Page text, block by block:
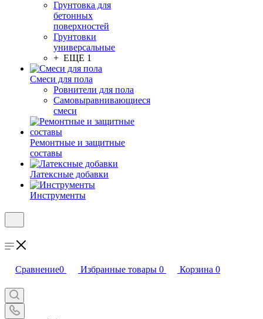
Грунтовка для
бетонных
поверхностей
Грунтовки
универсальные
+ ЕЩЕ 1
Смеси для пола
Ровнители для пола
Самовыравнивающиеся
смеси
Ремонтные и защитные
составы
Латексные добавки
Инструменты
Сравнение0 Избранные товары 0 Корзина 0